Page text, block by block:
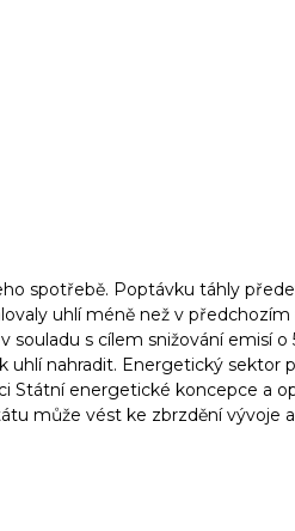
spotřebě. Poptávku táhly
uhlí méně než v předchozím
s cílem snižování emisí o
uhlí nahradit. Energetický
Státní energetické koncepce a
může vést ke zbrzdění vývoje